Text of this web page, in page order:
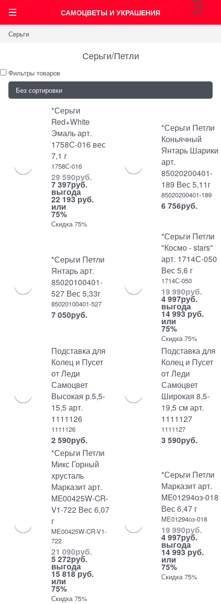
САМОЦВЕТЫ И УКРАШЕНИЯ
0
Серьги
Серьги/Петли
Фильтры товаров
*Серьги
Red+White
Эмаль арт.
1758С-016 вес
7,1 г
1758С-016
29 590руб.
7 397руб.
выгода
22 193 руб.
или
75%
Скидка 75%
*Серьги Петли
Коньячный
Янтарь Шарики
арт.
85020200401-
189 Вес 5,11г
85020200401-189
6 756руб.
*Серьги Петли
Янтарь арт.
85020100401-
527 Вес 5,33г
85020100401-527
7 050руб.
*Серьги Петли
"Космо - stars"
арт. 1714С-050
Вес 5,6 г
1714С-050
19 990руб.
4 997руб.
выгода
14 993 руб.
или
75%
Скидка 75%
Подставка для
Колец и Пусет
от Леди
Самоцвет
Высокая р.5,5-
15,5 арт.
1111126
1111126
2 590руб.
Подставка для
Колец и Пусет
от Леди
Самоцвет
Широкая 8,5-
19,5 см арт.
1111127
1111127
3 590руб.
*Серьги Петли
Микс Горный
хрусталь
Марказит арт.
ME00425W-CR-
V1-722 Вес 6,07
г
ME00425W-CR-V1-
722
21 090руб.
5 272руб.
выгода
15 818 руб.
или
75%
Скидка 75%
*Серьги Петли
Марказит арт.
ME01294оз-018
Вес 6,47 г
ME01294оз-018
19 990руб.
4 997руб.
выгода
14 993 руб.
или
75%
Скидка 75%